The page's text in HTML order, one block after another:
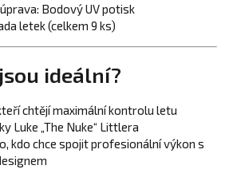
Bodový UV potisk
letek (celkem 9 ks)
ideální?
chtějí maximální kontrolu letu
Luke „The Nuke“ Littlera
kdo chce spojit profesionální výkon s